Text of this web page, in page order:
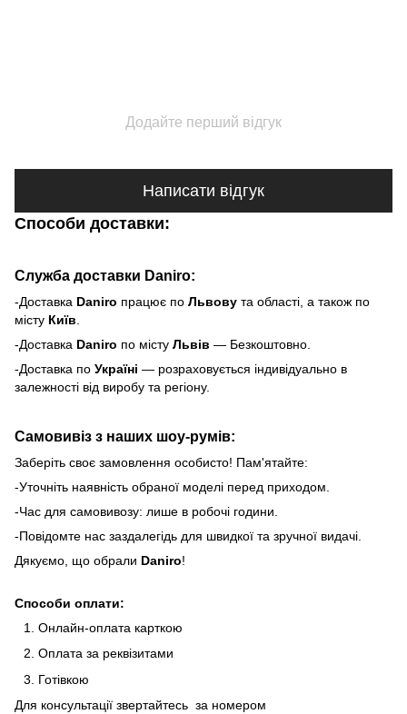
Додайте перший відгук
Написати відгук
Способи доставки:
Служба доставки Daniro:
-Доставка Daniro працює по Львову та області, а також по
місту Київ
-Доставка Daniro по місту Львів — Безкоштовно.
-Доставка по Україні — розраховується індивідуально в
залежності від виробу та регіону.
Самовивіз з наших шоу-румів:
Заберіть своє замовлення особисто! Пам'ятайте:
-Уточніть наявність обраної моделі перед приходом.
-Час для самовивозу: лише в робочі години.
-Повідомте нас заздалегідь для швидкої та зручної видачі.
Дякуємо, що обрали Daniro!
Способи оплати:
Онлайн-оплата карткою
Оплата за реквізитами
Готівкою
Для консультації звертайтесь за номером